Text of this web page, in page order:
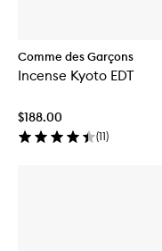
Comme des Garçons
Incense Kyoto EDT
$188.00
(11)